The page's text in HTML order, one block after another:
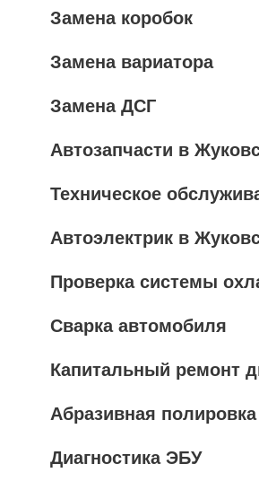
Замена коробок
Замена вариатора
Замена ДСГ
Автозапчасти в
Техническое
Автоэлектрик в
Проверка системы
Сварка автомобиля
Капитальный ремонт
Абразивная полировка
Диагностика ЭБУ